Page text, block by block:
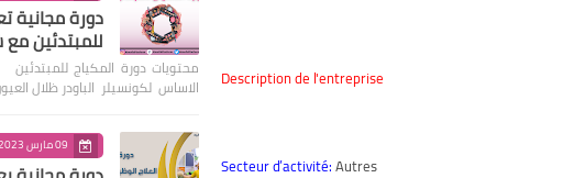
Description de l'entreprise
Secteur d’activité:Autres
للمبتدئين
محتويات دورة المكياج
الاساس لكونسيلر الباودر ظلال
09 مارس 2023